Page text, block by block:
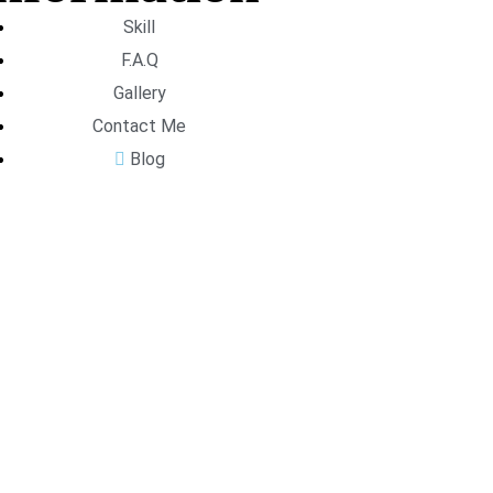
Skill
F.A.Q
Gallery
Contact Me
Blog